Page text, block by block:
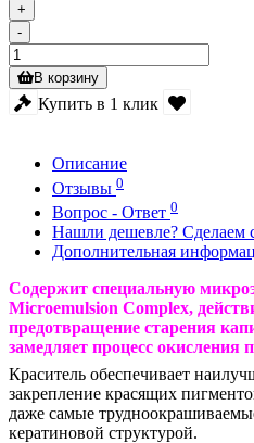
+
-
В корзину
Купить в 1 клик
Описание
Отзывы 0
Вопрос - Ответ 0
Нашли дешевле? Сделаем
Дополнительная
Cодержит специальную
Microemulsion Complex,
предотвращение старения
замедляет процесс окисления
Краситель обеспечивает
закрепление красящих
даже самые
кератиновой структурой.